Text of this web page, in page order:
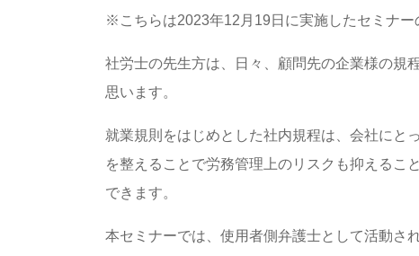
※こちらは2023年12月19日に実施したセミナー
社労士の先生方は、日々、顧問先の企業様の規
思います。
就業規則をはじめとした社内規程は、会社にと
を整えることで労務管理上のリスクも抑えるこ
できます。
本セミナーでは、使用者側弁護士として活動さ